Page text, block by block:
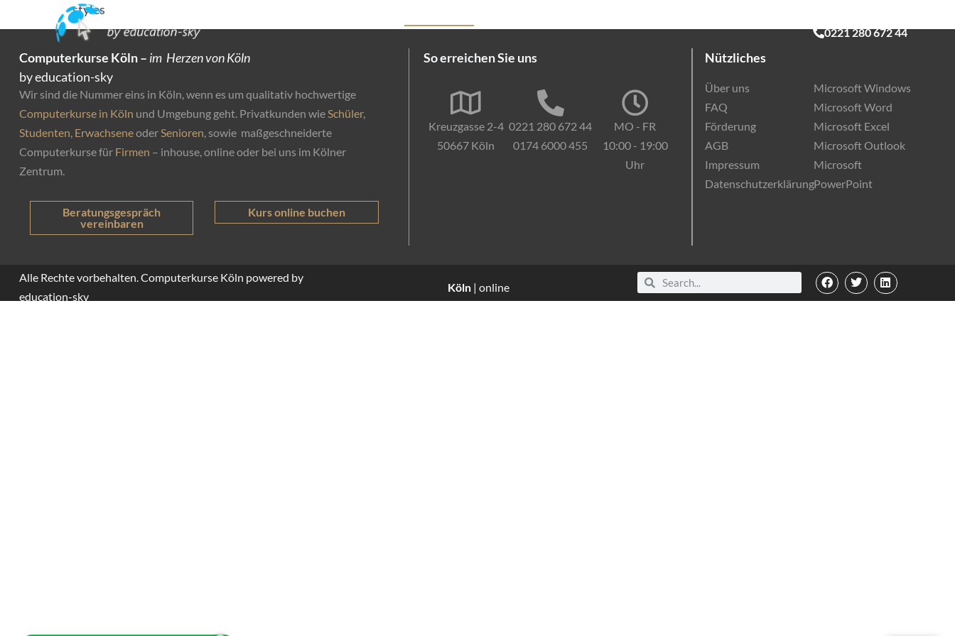
0221 280 672 44
styles
Computerkurse Köln – im Herzen von Köln
by education-sky
Wir sind die Nummer eins in Köln, wenn es um qualitativ hochwertige
Computerkurse in Köln und Umgebung geht. Privatkunden wie Schüler,
Studenten Erwachseneoder Senioren , sowie maßgeschneiderte
Computerkurse für Firmen – inhouse, online oder bei uns im Kölner
Zentrum.
Beratungsgespräch
vereinbaren
Kurs online buchen
So erreichen Sie uns
Kreuzgasse 2-4
50667 Köln
0221 280 672 44
0174 6000 455
MO - FR
10:00 - 19:00
Uhr
Nützliches
Über uns
FAQ
Förderung
AGB
Impressum
Datenschutzerklärung
Microsoft Windows
Microsoft Word
Microsoft Excel
Microsoft Outlook
Microsoft
PowerPoint
Alle Rechte vorbehalten. Computerkurse Köln powered by
education-sky
Köln | online